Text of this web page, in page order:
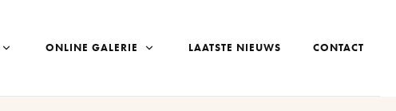
ONLINE GALERIE LAATSTE NIEUWS CONTACT